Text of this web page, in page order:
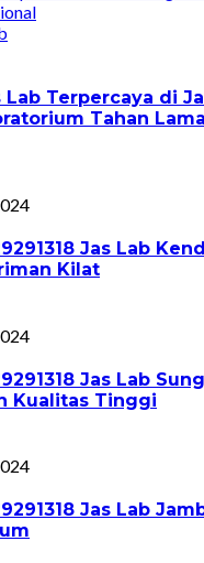
Lab Terpercaya di
Tahan
Jas Lab
Kilat
Jas Lab
Kualitas Tinggi
Jas Lab